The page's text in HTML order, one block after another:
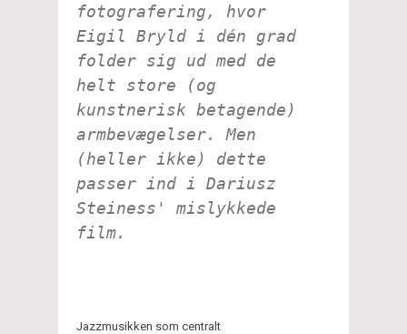
fotografering, hvor
Eigil Bryld i dén grad
folder sig ud med de
helt store (og
kunstnerisk betagende)
armbevægelser. Men
(heller ikke) dette
passer ind i Dariusz
Steiness' mislykkede
film.
Jazzmusikken som centralt